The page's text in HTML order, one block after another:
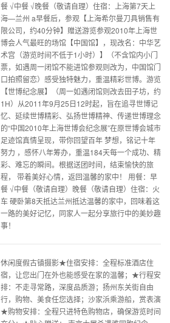
餐 √中餐 √晚餐（敬请自理）住宿：上海第7天上
海—兰州 a早餐后，参观【上海希尔曼刀具销售有
限公司，约40分钟】赠送游览参观2010年上海世
博会人气最旺的场馆【中国馆】，现改名：中华艺
术宫（游览时间不低于1小时）】（不含馆内小门
票，如遇周一闭馆不能进馆参观则改为，中国馆门
口拍照留恋）感受独特魅力，重温精彩世博。游览
【世博纪念展】（周一如遇闭馆则改去田子坊，约
1H）从2011年9月25日12时起，旨在追寻世博记
忆、延续世博精彩、弘扬世博精神、传递世博理念
的“中国2010年上海世博会纪念展”在原世博会城市
足迹馆真情呈现，带你回望百年 梦想，铭记十年
努力 ，感怀八年筹办，重温184天每一个成功、精
彩、难忘的瞬间。根据送团时间，结束愉快的旅
程， 带着美好心情，返回温馨的家中！ 用餐：早
餐 √中餐（敬请自理）晚餐（敬请自理）住宿：火
车 硬卧第8天抵达兰州抵达温馨的家中，回味着这
一路的美好记忆，同家人一起分享旅行中的美妙趣
事！
休闲度假古镇摄影★住宿安排：全程标准酒店住
宿，让您出门在外也能感受在家的温馨；★行程安
排：不走寻常路，深度品质游；扬州东关街自由
行，购物、美食任您选择；沙家浜乘游船，赏表演
★购物安排：全程只进特色购物店，确保游览时间